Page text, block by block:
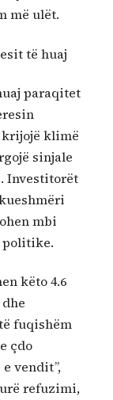
më ulët.
të huaj
paraqitet
krijojë klimë
sinjale
Investitorët
mbi
politike.
këto 4.6
fuqishëm
çdo
vendit”,
refuzimi,